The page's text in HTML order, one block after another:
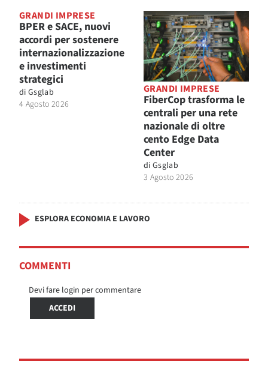
GRANDI IMPRESE
BPER e SACE, nuovi
accordi per sostenere
internazionalizzazione
e investimenti
strategici
di Gsglab
4 Agosto 2026
GRANDI IMPRESE
FiberCop trasforma le
centrali per una rete
nazionale di oltre
cento Edge Data
Center
di Gsglab
3 Agosto 2026
ESPLORA ECONOMIA E LAVORO
COMMENTI
Devi fare login per commentare
ACCEDI